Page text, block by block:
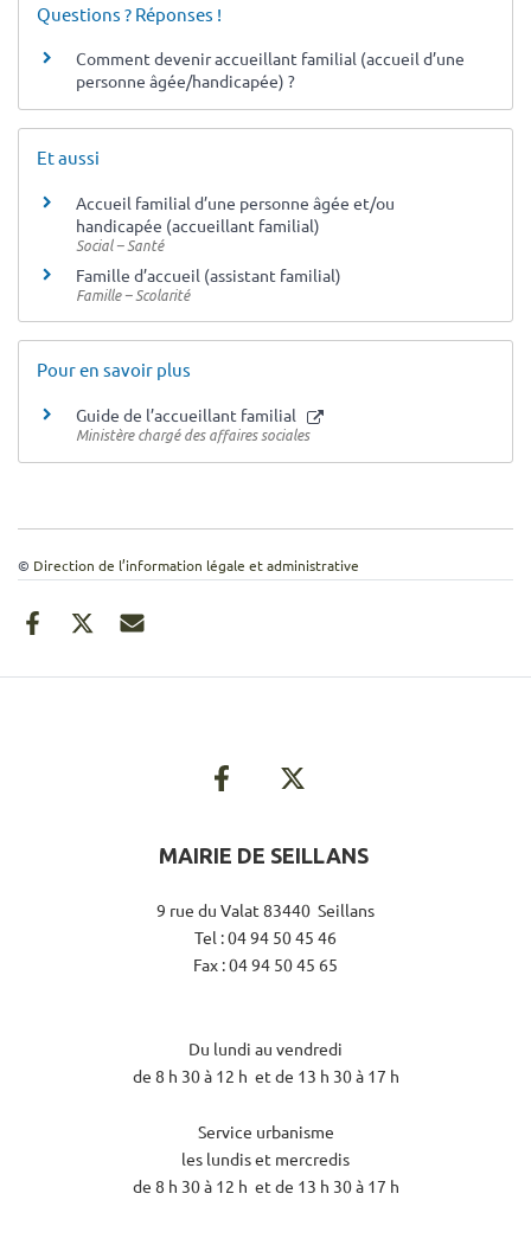
Questions ? Réponses !
Comment devenir accueillant familial (accueil d’une
personne âgée/handicapée) ?
Et aussi
Accueil familial d’une personne âgée et/ou
handicapée (accueillant familial)
Social – Santé
Famille d’accueil (assistant familial)
Famille – Scolarité
Pour en savoir plus
Guide de l’accueillant familial
Ministère chargé des affaires sociales
© Direction de l’information légale et administrative
MAIRIE DE SEILLANS
9 rue du Valat 83440 Seillans
Tel : 04 94 50 45 46
Fax : 04 94 50 45 65
Du lundi au vendredi
de 8 h 30 à 12 h et de 13 h 30 à 17 h
Service urbanisme
les lundis et mercredis
de 8 h 30 à 12 h et de 13 h 30 à 17 h